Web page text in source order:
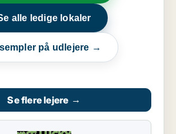
alle ledige lokaler
på udlejere →
Se flere lejere →